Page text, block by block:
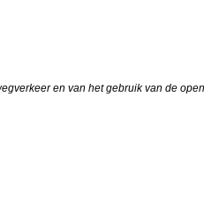
en van het gebruik van de